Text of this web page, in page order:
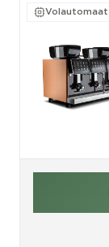
Volautomaat